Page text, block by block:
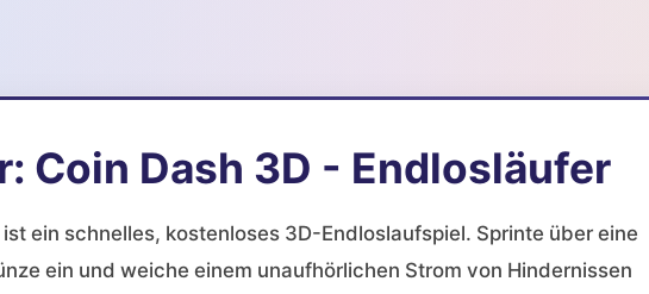
Coin Dash 3D - Endlosläufer
ist ein schnelles, kostenloses 3D-Endloslaufspiel. Sprinte über eine
ein und weiche einem unaufhörlichen Strom von Hindernissen